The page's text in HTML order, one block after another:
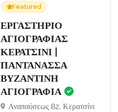
Featured
ΕΡΓΑΣΤΗΡΙΟ
ΑΓΙΟΓΡΑΦΙΑΣ
ΚΕΡΑΤΣΙΝΙ |
ΠΑΝΤΑΝΑΣΣΑ
ΒΥΖΑΝΤΙΝΗ
ΑΓΙΟΓΡΑΦΙΑ
Αναπαύσεως 82, Κερατσίνι